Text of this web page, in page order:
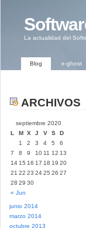
La actualidad del
Blog e-ghost
ARCHIVOS
septiembre 2020
L
M X J V S D
« Jun
1 2 3 4 5
6
7
8 9 10 11 12 13
14 15 16 17 18 19 20
21 22 23 2425 26 27
28 29 30
junio 2014
marzo 2014
octubre 2013